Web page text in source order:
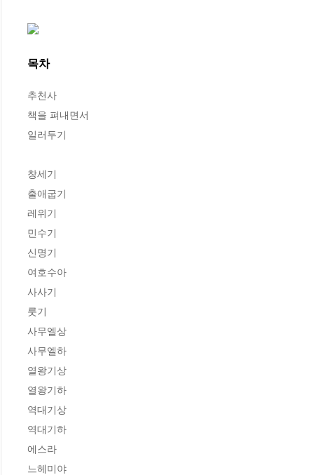
목차
추천사
책을 펴내면서
일러두기
창세기
출애굽기
레위기
민수기
신명기
여호수아
사사기
룻기
사무엘상
사무엘하
열왕기상
열왕기하
역대기상
역대기하
에스라
느헤미야